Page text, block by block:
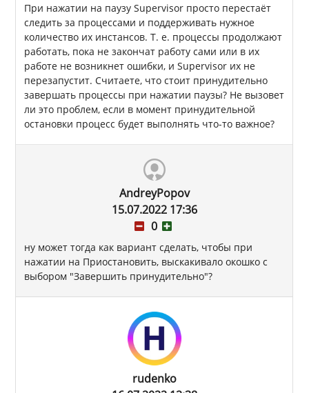
При нажатии на паузу Supervisor просто перестаёт
следить за процессами и поддерживать нужное
количество их инстансов. Т. е. процессы продолжают
работать, пока не закончат работу сами или в их
работе не возникнет ошибки, и Supervisor их не
перезапустит. Считаете, что стоит принудительно
завершать процессы при нажатии паузы? Не вызовет
ли это проблем, если в момент принудительной
остановки процесс будет выполнять что-то важное?
AndreyPopov
15.07.2022 17:36
0
ну может тогда как вариант сделать, чтобы при
нажатии на Приостановить, выскакивало окошко с
выбором "Завершить принудительно"?
rudenko